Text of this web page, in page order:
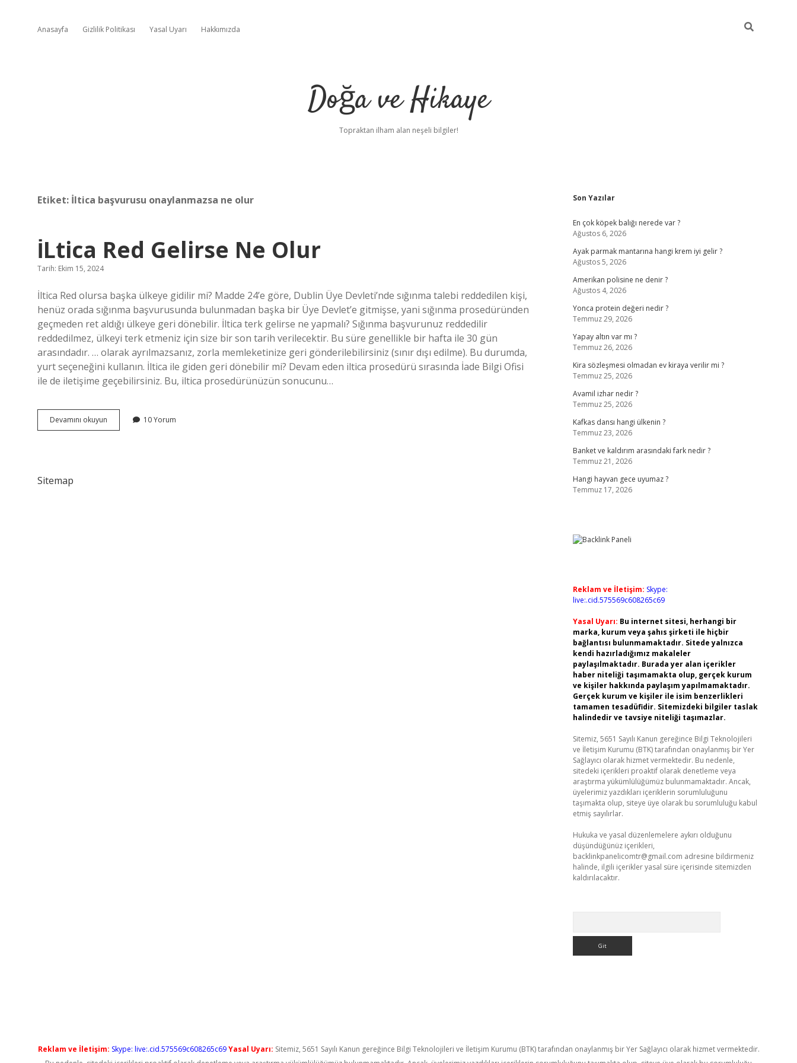
Anasayfa Gizlilik Politikası Yasal Uyarı Hakkımızda
Doğa ve Hikaye
Topraktan ilham alan neşeli bilgiler!
Etiket: İltica başvurusu onaylanmazsa ne olur
İLtica Red Gelirse Ne Olur
Tarih: Ekim 15, 2024
İltica Red olursa başka ülkeye gidilir mi? Madde 24’e göre, Dublin Üye Devleti’nde sığınma talebi reddedilen kişi,
henüz orada sığınma başvurusunda bulunmadan başka bir Üye Devlet’e gitmişse, yani sığınma prosedüründen
geçmeden ret aldığı ülkeye geri dönebilir. İltica terk gelirse ne yapmalı? Sığınma başvurunuz reddedilir
reddedilmez, ülkeyi terk etmeniz için size bir son tarih verilecektir. Bu süre genellikle bir hafta ile 30 gün
arasındadır. … olarak ayrılmazsanız, zorla memleketinize geri gönderilebilirsiniz (sınır dışı edilme). Bu durumda,
yurt seçeneğini kullanın. İltica ile giden geri dönebilir mi? Devam eden iltica prosedürü sırasında İade Bilgi Ofisi
ile de iletişime geçebilirsiniz. Bu, iltica prosedürünüzün sonucunu…
Devamını okuyun
Red
10 Yorum
Sitemap
Sidebar
Son Yazılar
En çok köpek balığı nerede var ?
Ağustos 6, 2026
Ayak parmak mantarına hangi krem iyi gelir ?
Ağustos 5, 2026
Amerikan polisine ne denir ?
Ağustos 4, 2026
Yonca protein değeri nedir ?
Temmuz 29, 2026
Yapay altın var mı ?
Temmuz 26, 2026
Kira sözleşmesi olmadan ev kiraya verilir mi ?
Temmuz 25, 2026
Avamil izhar nedir ?
Temmuz 25, 2026
Kafkas dansı hangi ülkenin ?
Temmuz 23, 2026
Banket ve kaldırım arasındaki fark nedir ?
Temmuz 21, 2026
Hangi hayvan gece uyumaz ?
Temmuz 17, 2026
Reklam ve İletişim: Skype:
live:.cid.575569c608265c69
Yasal Uyarı: Bu internet sitesi, herhangi bir
marka, kurum veya şahıs şirketi ile hiçbir
bağlantısı bulunmamaktadır. Sitede yalnızca
kendi hazırladığımız makaleler
paylaşılmaktadır. Burada yer alan içerikler
haber niteliği taşımamakta olup, gerçek kurum
ve kişiler hakkında paylaşım yapılmamaktadır.
Gerçek kurum ve kişiler ile isim benzerlikleri
tamamen tesadüfidir. Sitemizdeki bilgiler taslak
halindedir ve tavsiye niteliği taşımazlar.
Sitemiz, 5651 Sayılı Kanun gereğince Bilgi Teknolojileri
ve İletişim Kurumu (BTK) tarafından onaylanmış bir Yer
Sağlayıcı olarak hizmet vermektedir. Bu nedenle,
sitedeki içerikleri proaktif olarak denetleme veya
araştırma yükümlülüğümüz bulunmamaktadır. Ancak,
üyelerimiz yazdıkları içeriklerin sorumluluğunu
taşımakta olup, siteye üye olarak bu sorumluluğu kabul
etmiş sayılırlar.
Hukuka ve yasal düzenlemelere aykırı olduğunu
düşündüğünüz içerikleri,
backlinkpanelicomtr@gmail.com adresine bildirmeniz
halinde, ilgili içerikler yasal süre içerisinde sitemizden
kaldırılacaktır.
Reklam ve İletişim: Skype: live:.cid.575569c608265c69 Yasal Uyarı: Sitemiz, 5651 Sayılı Kanun gereğince Bilgi Teknolojileri ve İletişim Kurumu (BTK) tarafından onaylanmış bir Yer Sağlayıcı olarak hizmet vermektedir.